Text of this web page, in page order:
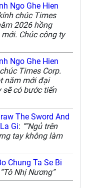
Ngo Ghe Hien
chúc Times
2026 hồng
Chúc công ty
Ngo Ghe Hien
Times Corp.
năm mới đại
sẽ có bước tiến
The Sword And
Gi: “"Ngủ trên
tay không làm
Chung Ta Se Bi
“Tô Nhị Nương”